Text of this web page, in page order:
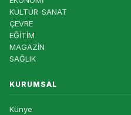
KÜLTÜR-SANAT
ÇEVRE
EĞİTİM
MAGAZİN
SAĞLIK
KURUMSAL
Künye